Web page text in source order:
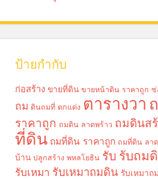
ป้ายกำกับ
ก่อสร้าง ขายที่ดิน ขายหน้าดิน ราคาถูก ซ่
ถม ดินถมที่ ตกแต่ง ตารางวา
ราคาถูก ถมดิน ลาดพร้าว ถมดินส
ที่ดิน ถมที่ดิน ราคาถูก ถมที่ดิน ลา
บ้าน ปลูกสร้าง พหลโยธิน รับ รับถม
รับเหมา รับเหมาถมดิน รับเหมาถ